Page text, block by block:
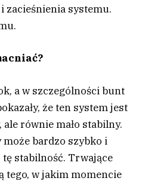
zacieśnienia systemu.
a w szczególności bunt
że ten system jest
równie mało stabilny.
może bardzo szybko i
tę stabilność. Trwające
tego, w jakim momencie